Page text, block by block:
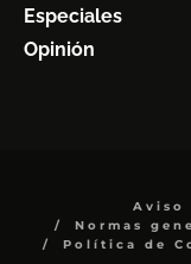
Especiales
Opinión
Aviso
Normas
Política de